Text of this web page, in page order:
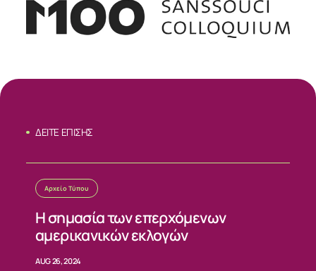
ΔΕΙΤΕ ΕΠΙΣΗΣ
Αρχείο Τύπου
Η σημασία των επερχόμενων
αμερικανικών εκλογών
AUG 26, 2024